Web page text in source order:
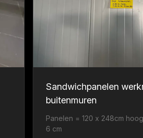
Sandwichpanelen
buitenmuren
Panelen = 120 x 248cm
6 cm